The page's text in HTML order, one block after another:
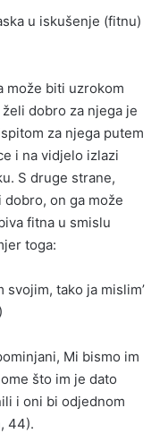
u iskušenje (fitnu)
može biti uzrokom
dobro za njega je
za njega putem
i na vidjelo izlazi
S druge strane,
on ga može
fitna u smislu
toga:
svojim, tako ja mislim’
Mi bismo im
što im je dato
i oni bi odjednom
44).